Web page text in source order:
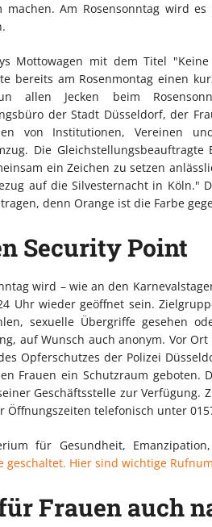
machen. Am Rosensonntag wird
Mottowagen mit dem Titel
bereits am Rosenmontag einen
allen Jecken beim
der Stadt Düsseldorf, der
von Institutionen, Vereinen
Die
ein Zeichen zu setzen
auf die Silvesternacht in Köln."
denn Orange ist die Farbe
Security Point
wird – wie an den
Uhr wieder geöffnet sein.
sexuelle Übergriffe gesehen
auf Wunsch auch anonym. Vor
Opferschutzes der Polizei
Frauen ein Schutzraum geboten.
Geschäftsstelle zur Verfügung.
Öffnungszeiten telefonisch unter
für Gesundheit,
geschaltet. Hier sind wichtige
Frauen auch